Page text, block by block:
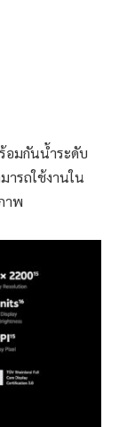
อมกันน้ำระดับ
ารถใช้งานใน
าพ